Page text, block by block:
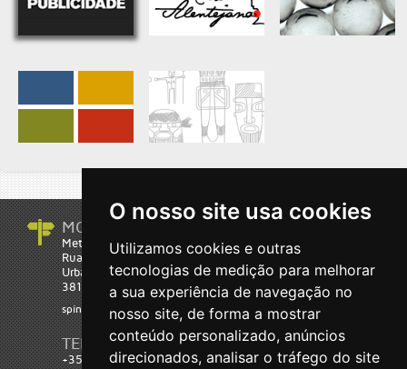
O nosso site usa cookies
Utilizamos cookies e outras
tecnologias de medição para melhorar
a sua experiência de navegação no
nosso site, de forma a mostrar
conteúdo personalizado, anúncios
direcionados, analisar o tráfego do site
MORADA
Metatheke Software
Rua Eng.º Carlos Bóia 3 C
Urbanização Glicínias
3810-702 Aveiro
spin-off da Universidade de Aveiro
TELEFONE
+351 234 287 203